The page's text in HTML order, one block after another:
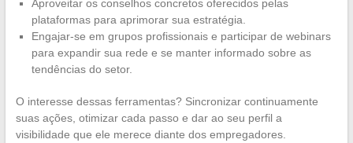
Aproveitar os conselhos concretos oferecidos pelas
plataformas para aprimorar sua estratégia.
Engajar-se em grupos profissionais e participar de webinars
para expandir sua rede e se manter informado sobre as
tendências do setor.
O interesse dessas ferramentas? Sincronizar continuamente
suas ações, otimizar cada passo e dar ao seu perfil a
visibilidade que ele merece diante dos empregadores.